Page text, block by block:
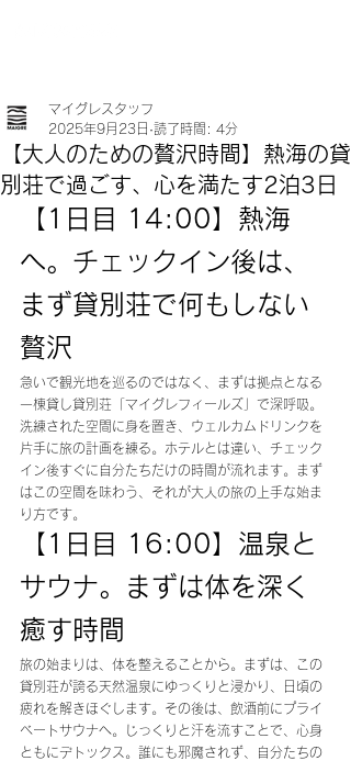
【大人のための贅沢時間】熱海の貸
別荘で過ごす、心を満たす2泊3日
マイグレスタッフ
2025年9月23日 読了時間: 4分
【1日目 14:00】熱海
へ。チェックイン後は、
まず貸別荘で何もしない
贅沢
急いで観光地を巡るのではなく、まずは拠点となる
一棟貸し貸別荘「マイグレフィールズ」で深呼吸。
洗練された空間に身を置き、ウェルカムドリンクを
片手に旅の計画を練る。ホテルとは違い、チェック
イン後すぐに自分たちだけの時間が流れます。まず
はこの空間を味わう、それが大人の旅の上手な始ま
り方です。
【1日目 16:00】温泉と
サウナ。まずは体を深く
癒す時間
旅の始まりは、体を整えることから。まずは、この
貸別荘が誇る天然温泉にゆっくりと浸かり、日頃の
疲れを解きほぐします。その後は、飲酒前にプライ
ベートサウナへ。じっくりと汗を流すことで、心身
ともにデトックス。誰にも邪魔されず、自分たちの